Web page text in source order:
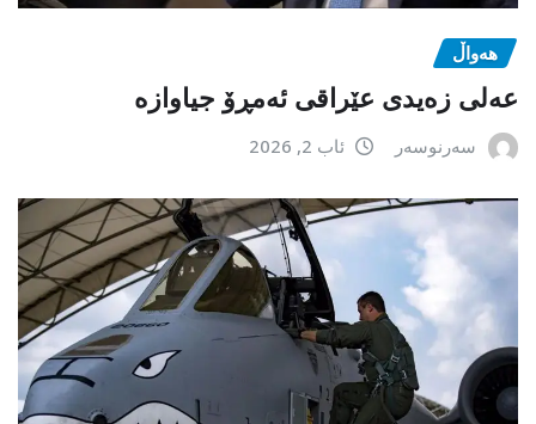
هەواڵ
عەلی زەیدی عێراقی ئەمڕۆ جیاوازە
سەرنوسەر ئاب 2, 2026